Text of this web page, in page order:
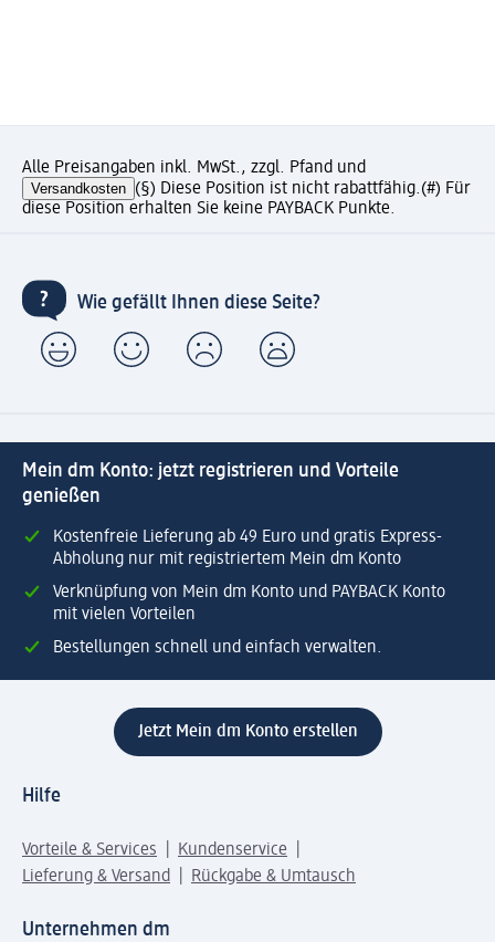
Alle Preisangaben inkl. MwSt., zzgl. Pfand und
Versandkosten (§) Diese Position ist nicht rabattfähig.(#) Für
diese Position erhalten Sie keine PAYBACK Punkte.
Wie gefällt Ihnen diese Seite?
Mein dm Konto: jetzt registrieren und Vorteile
genießen
Kostenfreie Lieferung ab 49 Euro und gratis Express-
Abholung nur mit registriertem Mein dm Konto
Verknüpfung von Mein dm Konto und PAYBACK Konto
mit vielen Vorteilen
Bestellungen schnell und einfach verwalten.
Jetzt Mein dm Konto erstellen
Hilfe
Vorteile & Services
Kundenservice
Lieferung & Versand
Rückgabe & Umtausch
Unternehmen dm